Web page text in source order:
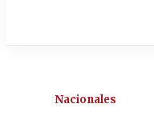
Nacionales